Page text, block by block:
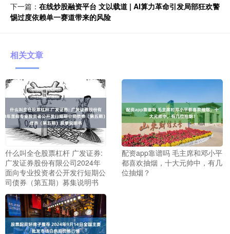
下一篇： 在线炒股融资平台 文以载道 | AI算力革命引发局部狂欢警
惕过度依赖单一赛道带来的风险
相关文章
什么叫全仓股票杠杆 广发证券:
广发证券股份有限公司2024年
面向专业投资者公开发行短期公
司债券（第五期）募集说明书
配资app靠谱吗 毛主席和邓小平
都喜欢抽烟，十大元帅中，有几
位抽烟？